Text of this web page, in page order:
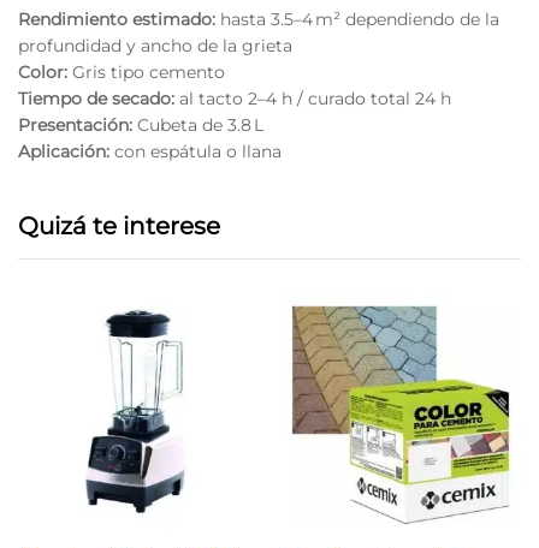
Rendimiento estimado: hasta 3.5–4 m² dependiendo de la
profundidad y ancho de la grieta
Color: Gris tipo cemento
Tiempo de secado: al tacto 2–4 h / curado total 24 h
Presentación: Cubeta de 3.8 L
Aplicación: con espátula o llana
Quizá te interese